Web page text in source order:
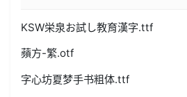
KSW栄泉お試し教育漢字.ttf
蘋方-繁.otf
字心坊夏梦手书粗体.ttf